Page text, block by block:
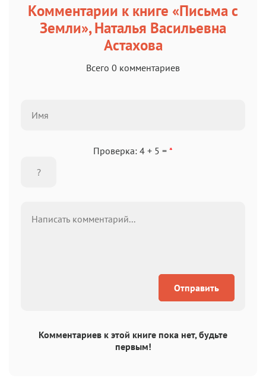
Комментарии к книге «Письма с
Земли», Наталья Васильевна
Астахова
Всего 0 комментариев
Проверка: 4 + 5 = *
Отправить
Комментариев к этой книге пока нет, будьте
первым!